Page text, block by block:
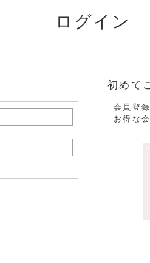
ログイン
初めて
会員登
お得な